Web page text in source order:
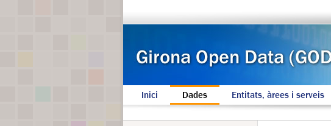
Inici Dades Entitats, àrees i serveis